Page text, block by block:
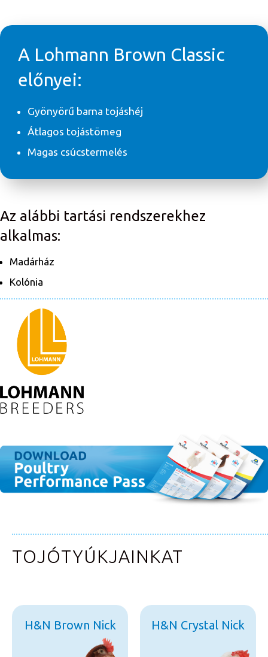
A Lohmann Brown Classic
előnyei:
Gyönyörű barna tojáshéj
Átlagos tojástömeg
Magas csúcstermelés
Az alábbi tartási rendszerekhez
alkalmas:
Madárház
Kolónia
TOJÓTYÚKJAINKAT
H&N Brown Nick H&N Crystal Nick